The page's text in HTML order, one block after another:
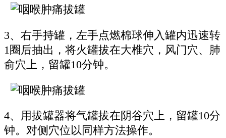
3、右手持罐，左手点燃棉球伸入罐内迅速转
1圈后抽出，将火罐拔在大椎穴，风门穴、肺
俞穴上，留罐10分钟。
4、用拔罐器将气罐拔在阴谷穴上，留罐10分
钟。对侧穴位以同样方法操作。